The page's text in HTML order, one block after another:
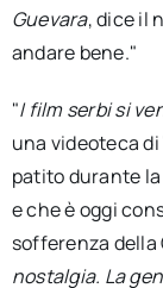
Guevara, dice il
andare bene."
"I film serbi si
una videoteca
patito durante la
e che è oggi
sofferenza della
nostalgia. La